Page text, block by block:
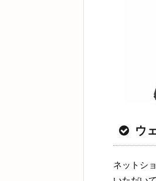
ウ
ネットシ